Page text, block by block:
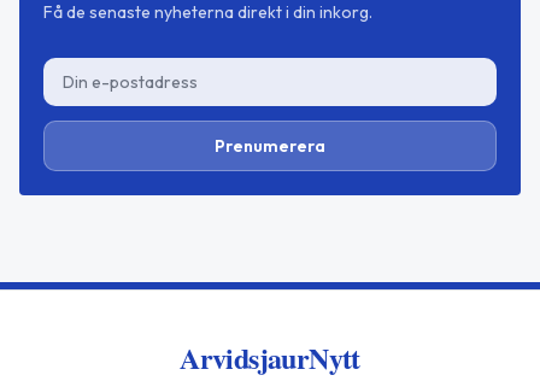
Få de senaste nyheterna direkt i din inkorg.
Prenumerera
ArvidsjaurNytt